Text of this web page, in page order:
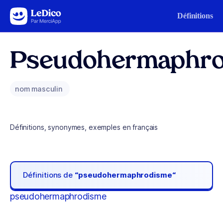
Aller au contenu Définitions
nom masculin
Définitions, synonymes, exemples en français
Définitions de “pseudohermaphrodisme“
pseudohermaphrodisme